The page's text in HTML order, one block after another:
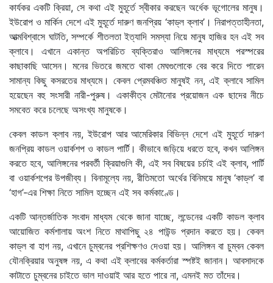
কার্যকর একটি ক্রিয়া, সে কথা এই মুহূর্তে স্বীকার করছেন অর্ধেক ভূগোলের মানুষ।
ইউরোপ ও মার্কিন দেশে এই মুহূর্তে দারুণ জনপ্রিয় ‘কাড্‌ল ক্লাব’। নিরাপত্তাহীনতা,
আত্মবিশ্বাসে ঘাটতি, সম্পর্কে শীতলতা ইত্যাদি সমস্যা নিয়ে মানুষ হাজির হন এই সব
ক্লাবে। এখানে একান্ত অপরিচিত ব্যক্তিরাও আলিঙ্গনের মাধ্যমে পরস্পরের
কাছাকাছি আসেন। মনের ভিতরে জমতে থাকা মেঘগুলোকে বের করে দিতে পারেন
সামান্য কিছু কসরতের মাধ্যমে। কেবল প্রেমবঞ্চিত মানুষই নন, এই ক্লাবে সামিল
হয়েছেন বহু সংসারী নারী-পুরুষ। একাকীত্ব মেটানোর প্রয়োজন এক ছাদের নীচে
সমবেত করে চলেছে অসংখ্য মানুষকে।
কেবল কাডল ক্লাব নয়, ইউরোপ আর আমেরিকার বিভিন্ন দেশে এই মুহূর্তে দারুণ
জনপ্রিয় কাডল ওয়ার্কশপ ও কাডল পার্টি। কীভাবে জড়িয়ে ধরতে হবে, কখন আলিঙ্গন
করতে হবে, আলিঙ্গনের পরবর্তী ক্রিয়াগুলি কী, এই সব বিষয়ের চর্চাই এই ক্লাব, পার্টি
বা ওয়ার্কশপের উপজীব্য। বিনামূল্যে নয়, রীতিমতো অর্থের বিনিময়ে মানুষ ‘কাড্‌ল’ বা
‘হাগ’-এর শিক্ষা নিতে সামিল হচ্ছেন এই সব কর্মকাণ্ডে।
একটি আন্তর্জাতিক সংবাদ মাধ্যম থেকে জানা যাচ্ছে, লন্ডেনের একটি কাডল ক্লাব
আয়োজিত কর্মশালায় অংশ নিতে মাথাপিছু ২৪ পাউন্ড প্রদান করতে হয়। কেবল
কাড্‌ল বা হাগ নয়, এখানে চুম্বনের প্রশিক্ষণও দেওয়া হয়। আলিঙ্গন বা চুম্বন কেবল
যৌনক্রিয়ার অনুষঙ্গ নয়, এ কথা এই ক্লাবের কর্মকর্তারা স্পষ্টই জানান। আবসাদকে
কাটাতে চুম্বনের চাইতে ভাল দাওয়াই আর হতে পারে না, এমনই মত তাঁদের।